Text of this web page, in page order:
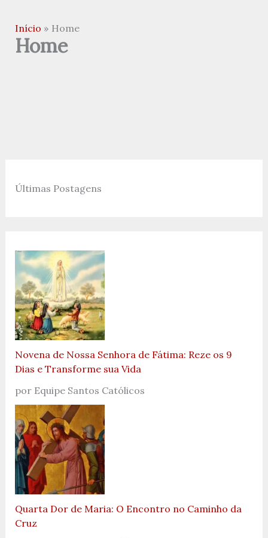
Início Home
Home
Últimas Postagens
Novena de Nossa Senhora de Fátima: Reze os 9
Dias e Transforme sua Vida
por Equipe Santos Católicos
Quarta Dor de Maria: O Encontro no Caminho da
Cruz